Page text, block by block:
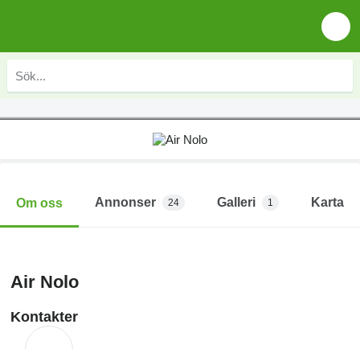
Om oss Annonser 24 Galleri 1 Karta
Air Nolo
Kontakter